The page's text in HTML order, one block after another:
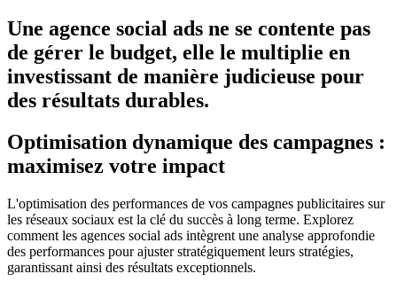
Une agence social ads ne se contente pas
de gérer le budget, elle le multiplie en
investissant de manière judicieuse pour
des résultats durables.
Optimisation dynamique des campagnes :
maximisez votre impact
L'optimisation des performances de vos campagnes publicitaires sur
les réseaux sociaux est la clé du succès à long terme. Explorez
comment les agences social ads intègrent une analyse approfondie
des performances pour ajuster stratégiquement leurs stratégies,
garantissant ainsi des résultats exceptionnels.